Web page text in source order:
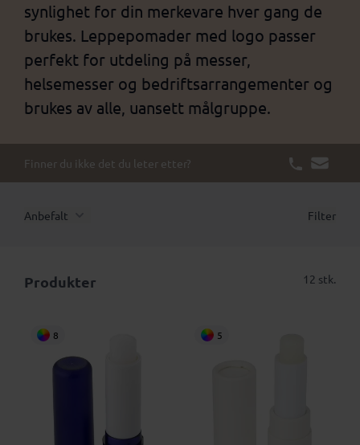
synlighet for din merkevare hver gang de
brukes. Leppepomader med logo passer
perfekt for utdeling på messer,
helsemesser og bedriftsarrangementer og
brukes av alle, uansett målgruppe.
Finner du ikke det du leter etter?
Anbefalt Filter
Produkter 12 stk.
8 5